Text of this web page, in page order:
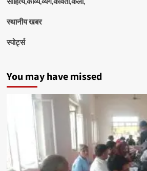
स्थानीय खबर
स्पोर्ट्स
You may have missed